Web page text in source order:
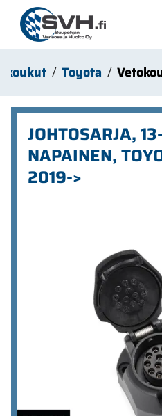
Siirry pääsisältöön
Toyota
JOHTOSARJA, 13-
NAPAINEN,
2019->